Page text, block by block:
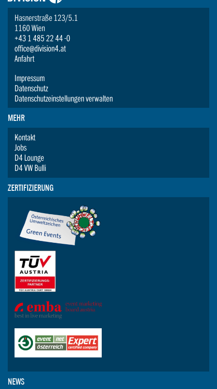
Division4
Hasnerstraße 123/5.1
1160 Wien
+43 1 485 22 44 -0
office@division4.at
Anfahrt
Impressum
Datenschutz
Datenschutzeinstellungen verwalten
MEHR
Kontakt
Jobs
D4 Lounge
D4 VW Bulli
ZERTIFIZIERUNG
NEWS